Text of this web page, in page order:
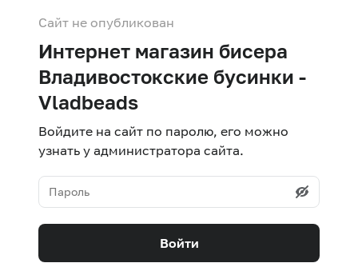
Сайт не опубликован
Интернет магазин бисера
Владивостокские бусинки -
Vladbeads
Войдите на сайт по паролю, его можно
узнать у администратора сайта.
Войти